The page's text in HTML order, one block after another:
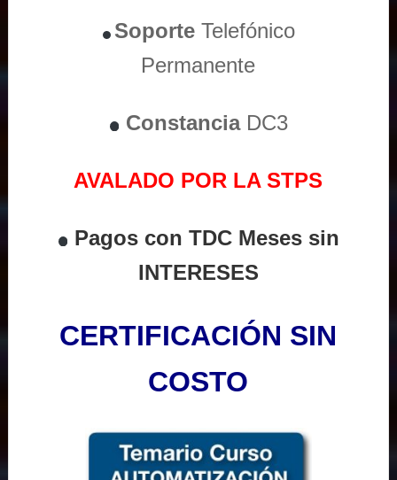
Soporte Telefónico
Permanente
ConstanciaDC3
AVALADO POR LA STPS
Pagos con TDC Meses sin
INTERESES
CERTIFICACIÓN SIN
COSTO